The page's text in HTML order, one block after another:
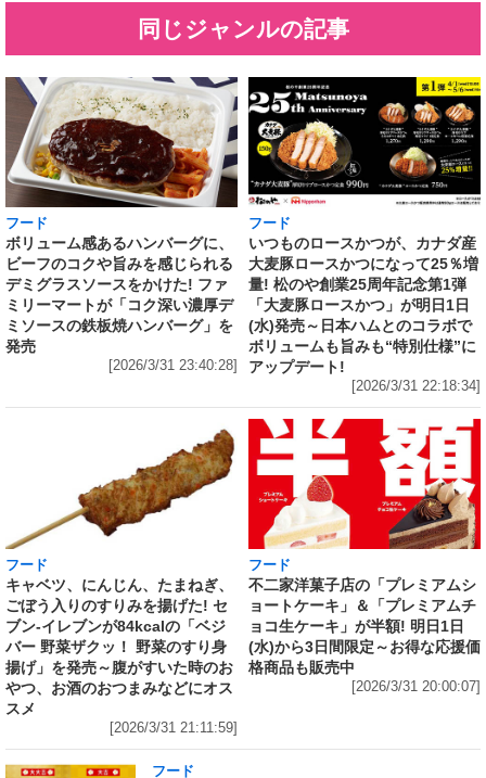
同じジャンルの記事
フード
ボリューム感あるハンバーグに、
ビーフのコクや旨みを感じられる
デミグラスソースをかけた! ファ
ミリーマートが「コク深い濃厚デ
ミソースの鉄板焼ハンバーグ」を
発売
[2026/3/31 23:40:28]
フード
いつものロースかつが、カナダ産
大麦豚ロースかつになって25％増
量! 松のや創業25周年記念第1弾
「大麦豚ロースかつ」が明日1日
(水)発売～日本ハムとのコラボで
ボリュームも旨みも“特別仕様”に
アップデート!
[2026/3/31 22:18:34]
フード
キャベツ、にんじん、たまねぎ、
ごぼう入りのすりみを揚げた! セ
ブン‐イレブンが84kcalの「ベジ
バー 野菜ザクッ！ 野菜のすり身
揚げ」を発売～腹がすいた時のお
やつ、お酒のおつまみなどにオス
スメ
[2026/3/31 21:11:59]
フード
不二家洋菓子店の「プレミアムシ
ョートケーキ」＆「プレミアムチ
ョコ生ケーキ」が半額! 明日1日
(水)から3日間限定～お得な応援価
格商品も販売中
[2026/3/31 20:00:07]
フード